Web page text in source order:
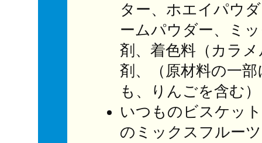
ター、ホエイパウ
ームパウダー、ミ
剤、着色料（カラ
剤、（原材料の一
も、りんごを含む）
いつものビスケッ
のミックスフルー